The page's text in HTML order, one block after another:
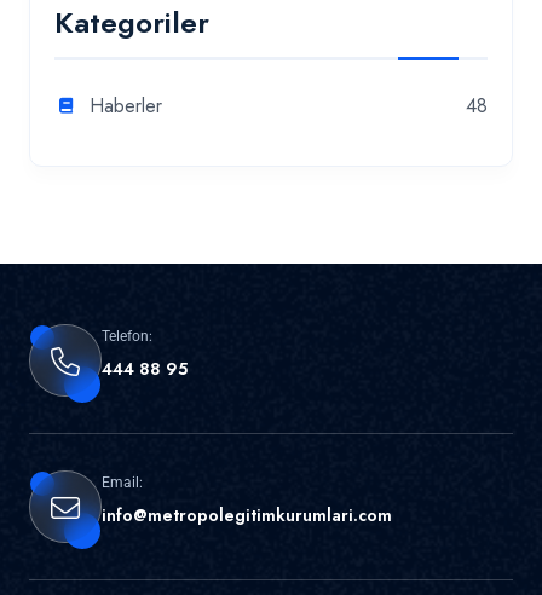
Kategoriler
Haberler 48
Telefon:
444 88 95
Email:
info@metropolegitimkurumlari.com